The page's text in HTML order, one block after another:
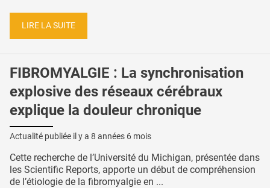
LIRE LA SUITE
FIBROMYALGIE : La synchronisation
explosive des réseaux cérébraux
explique la douleur chronique
Actualité publiée il y a 8 années 6 mois
Cette recherche de l’Université du Michigan, présentée dans
les Scientific Reports, apporte un début de compréhension
de l’étiologie de la fibromyalgie en ...